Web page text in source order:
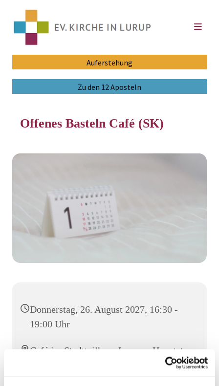
Auferstehung
Zu den 12 Aposteln
Offenes Basteln Café (SK)
Donnerstag, 26. August 2027, 16:30 -
19:00 Uhr
Café im Stadtteilhaus Luruper Hauptstr.
155, Luruper Hauptstr. 155, 22547
Hamburg